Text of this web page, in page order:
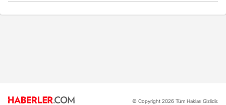
© Copyright 2026 Tüm Hakları Gizlidir.